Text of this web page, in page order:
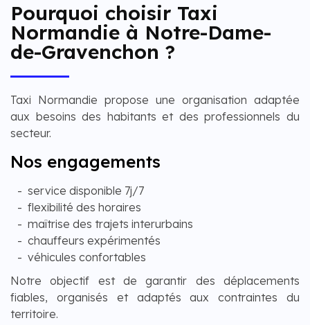
Pourquoi choisir Taxi
Normandie à Notre-Dame-
de-Gravenchon ?
Taxi Normandie propose une organisation adaptée
aux besoins des habitants et des professionnels du
secteur.
Nos engagements
service disponible 7j/7
flexibilité des horaires
maîtrise des trajets interurbains
chauffeurs expérimentés
véhicules confortables
Notre objectif est de garantir des déplacements
fiables, organisés et adaptés aux contraintes du
territoire.